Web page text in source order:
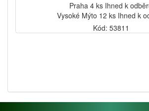
Praha 4 ks Ihned k
Vysoké Mýto 12 ks Ihned k
Kód: 53811